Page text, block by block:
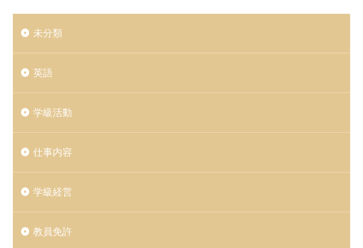
未分類
英語
学級活動
仕事内容
学級経営
教員免許